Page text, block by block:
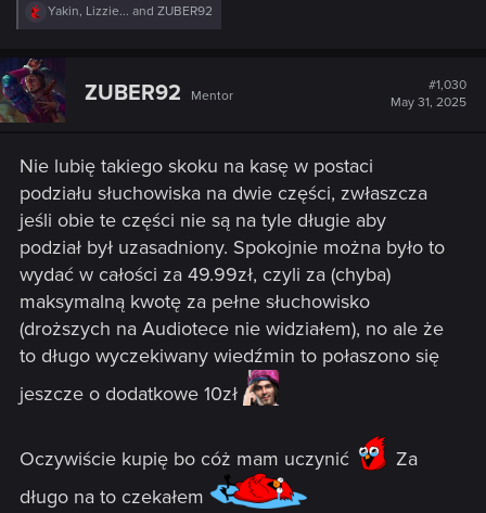
R
e
c
t
i
o
:
Yakin, Lizzie... and ZUBER92
ZUBER92 Mentor
#1,030
May 31, 2025
Nie lubię takiego skoku na kasę w postaci
podziału słuchowiska na dwie części, zwłaszcza
jeśli obie te części nie są na tyle długie aby
podział był uzasadniony. Spokojnie można było to
wydać w całości za 49.99zł, czyli za (chyba)
maksymalną kwotę za pełne słuchowisko
(droższych na Audiotece nie widziałem), no ale że
to długo wyczekiwany wiedźmin to połaszono się
jeszcze o dodatkowe 10zł
Oczywiście kupię bo cóż mam uczynić
Za
długo na to czekałem